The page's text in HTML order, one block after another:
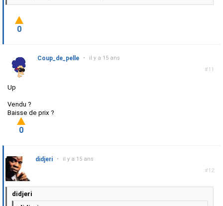
0
#11
Coup_de_pelle • il y a 15 ans
Up
Vendu ?
Baisse de prix ?
0
#12
didjeri • il y a 15 ans
didjeri